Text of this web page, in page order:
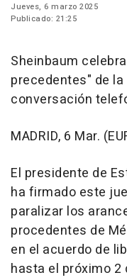
Jueves, 6 marzo 2025
Publicado: 21:25
Sheinbaum
precedentes" de
conversación
MADRID, 6 Mar.
El presidente de
ha firmado este
paralizar los
procedentes de
en el acuerdo de
hasta el próximo 2